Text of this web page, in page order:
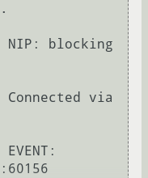
NIP: blocking
via